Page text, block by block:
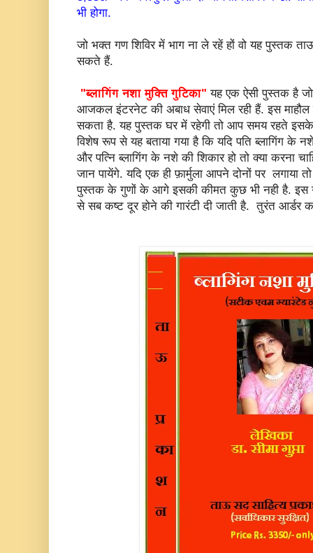
भी होगा.
जो भक्त गण शिविर में भाग ना ले रहें हों वो यह पुस्तक
सकते हैं.
"ब्लागिंग नशा मुक्ति गुटिका"यह एक ऐसी पुस्तक है जो
आजकल इंटरनेट की अबाध सेवाएं मिल रही हैं. इस माहौल
सकता है. यह पुस्तक घर में रहेगी तो आप समय रहते
विशेष रूप से यह बताया गया है कि यदि पति ब्लागिंग के
और पत्नि ब्लागिंग के नशे की शिकार हो तो क्या करना
जान पायेंगे. यदि एक ही फ़ार्मुला आपने दोनों पर लगाया
पुस्तक के गुणों के आगे इसकी कीमत कुछ भी नही है. इस
से सब कष्ट दूर होने की गारंटी दी जाती है. तुरंत आर्डर